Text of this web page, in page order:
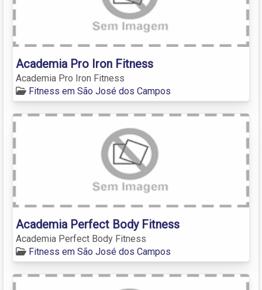
Academia Pro Iron Fitness
Academia Pro Iron Fitness
Fitness em São José dos Campos
Academia Perfect Body Fitness
Academia Perfect Body Fitness
Fitness em São José dos Campos